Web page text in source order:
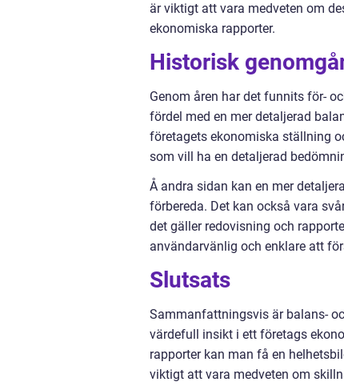
är viktigt att vara medveten om
ekonomiska rapporter.
Historisk
Genom åren har det funnits för-
fördel med en mer detaljerad
företagets ekonomiska ställning
som vill ha en detaljerad
Å andra sidan kan en mer
förbereda. Det kan också vara
det gäller redovisning och
användarvänlig och enklare att
Slutsats
Sammanfattningsvis är balans-
värdefull insikt i ett företags
rapporter kan man få en
viktigt att vara medveten om